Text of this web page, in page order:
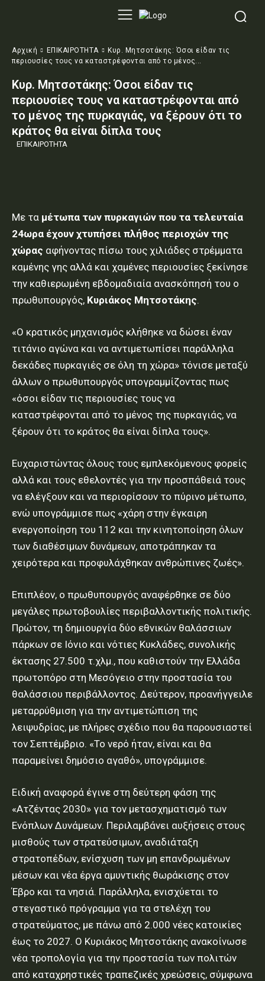
Αρχική ΕΠΙΚΑΙΡΟΤΗΤΑ
Κυρ. Μητσοτάκης: Όσοι είδαν τις
περιουσίες τους να καταστρέφονται από το μένος...
Κυρ. Μητσοτάκης: Όσοι είδαν τις
περιουσίες τους να καταστρέφονται από
το μένος της πυρκαγιάς, να ξέρουν ότι το
κράτος θα είναι δίπλα τους
ΕΠΙΚΑΙΡΟΤΗΤΑ
Με τα μέτωπα των πυρκαγιών που τα τελευταία
24ωρα έχουν χτυπήσει πλήθος περιοχών της
χώρας αφήνοντας πίσω τους χιλιάδες στρέμματα
καμένης γης αλλά και χαμένες περιουσίες ξεκίνησε
την καθιερωμένη εβδομαδιαία ανασκόπησή του ο
πρωθυπουργός, Κυριάκος Μητσοτάκης.
«Ο κρατικός μηχανισμός κλήθηκε να δώσει έναν
τιτάνιο αγώνα και να αντιμετωπίσει παράλληλα
δεκάδες πυρκαγιές σε όλη τη χώρα» τόνισε μεταξύ
άλλων ο πρωθυπουργός υπογραμμίζοντας πως
«όσοι είδαν τις περιουσίες τους να
καταστρέφονται από το μένος της πυρκαγιάς, να
ξέρουν ότι το κράτος θα είναι δίπλα τους».
Ευχαριστώντας όλους τους εμπλεκόμενους φορείς
αλλά και τους εθελοντές για την προσπάθειά τους
να ελέγξουν και να περιορίσουν το πύρινο μέτωπο,
ενώ υπογράμμισε πως «χάρη στην έγκαιρη
ενεργοποίηση του 112 και την κινητοποίηση όλων
των διαθέσιμων δυνάμεων, αποτράπηκαν τα
χειρότερα και προφυλάχθηκαν ανθρώπινες ζωές».
Επιπλέον, ο πρωθυπουργός αναφέρθηκε σε δύο
μεγάλες πρωτοβουλίες περιβαλλοντικής πολιτικής.
Πρώτον, τη δημιουργία δύο εθνικών θαλάσσιων
πάρκων σε Ιόνιο και νότιες Κυκλάδες, συνολικής
έκτασης 27.500 τ.χλμ., που καθιστούν την Ελλάδα
πρωτοπόρο στη Μεσόγειο στην προστασία του
θαλάσσιου περιβάλλοντος. Δεύτερον, προανήγγειλε
μεταρρύθμιση για την αντιμετώπιση της
λειψυδρίας, με πλήρες σχέδιο που θα παρουσιαστεί
τον Σεπτέμβριο. «Το νερό ήταν, είναι και θα
παραμείνει δημόσιο αγαθό», υπογράμμισε.
Ειδική αναφορά έγινε στη δεύτερη φάση της
«Ατζέντας 2030» για τον μετασχηματισμό των
Ενόπλων Δυνάμεων. Περιλαμβάνει αυξήσεις στους
μισθούς των στρατεύσιμων, αναδιάταξη
στρατοπέδων, ενίσχυση των μη επανδρωμένων
μέσων και νέα έργα αμυντικής θωράκισης στον
Έβρο και τα νησιά. Παράλληλα, ενισχύεται το
στεγαστικό πρόγραμμα για τα στελέχη του
στρατεύματος, με πάνω από 2.000 νέες κατοικίες
έως το 2027. Ο Κυριάκος Μητσοτάκης ανακοίνωσε
νέα τροπολογία για την προστασία των πολιτών
από καταχρηστικές τραπεζικές χρεώσεις, σύμφωνα